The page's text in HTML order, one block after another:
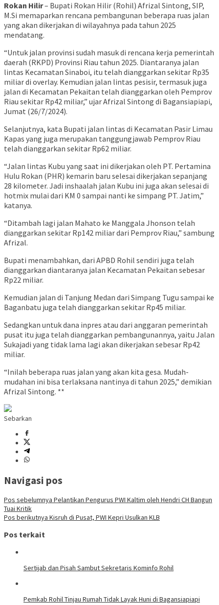
Rokan Hilir– Bupati Rokan Hilir (Rohil) Afrizal Sintong, SIP,
M.Si memaparkan rencana pembangunan beberapa ruas jalan
yang akan dikerjakan di wilayahnya pada tahun 2025
mendatang.
“Untuk jalan provinsi sudah masuk di rencana kerja pemerintah
daerah (RKPD) Provinsi Riau tahun 2025. Diantaranya jalan
lintas Kecamatan Sinaboi, itu telah dianggarkan sekitar Rp35
miliar di overlay. Kemudian jalan lintas pesisir, termasuk juga
jalan di Kecamatan Pekaitan telah dianggarkan oleh Pemprov
Riau sekitar Rp42 miliar,” ujar Afrizal Sintong di Bagansiapiapi,
Jumat (26/7/2024).
Selanjutnya, kata Bupati jalan lintas di Kecamatan Pasir Limau
Kapas yang juga merupakan tanggungjawab Pemprov Riau
telah dianggarkan sekitar Rp62 miliar.
“Jalan lintas Kubu yang saat ini dikerjakan oleh PT. Pertamina
Hulu Rokan (PHR) kemarin baru selesai dikerjakan sepanjang
28 kilometer. Jadi inshaalah jalan Kubu ini juga akan selesai di
hotmix mulai dari KM 0 sampai nanti ke simpang PT. Jatim,”
katanya.
“Ditambah lagi jalan Mahato ke Manggala Jhonson telah
dianggarkan sekitar Rp142 miliar dari Pemprov Riau,” sambung
Afrizal.
Bupati menambahkan, dari APBD Rohil sendiri juga telah
dianggarkan diantaranya jalan Kecamatan Pekaitan sebesar
Rp22 miliar.
Kemudian jalan di Tanjung Medan dari Simpang Tugu sampai ke
Baganbatu juga telah dianggarkan sekitar Rp45 miliar.
Sedangkan untuk dana inpres atau dari anggaran pemerintah
pusat itu juga telah dianggarkan pembangunannya, yaitu Jalan
Sukajadi yang tidak lama lagi akan dikerjakan sebesar Rp42
miliar.
“Inilah beberapa ruas jalan yang akan kita gesa. Mudah-
mudahan ini bisa terlaksana nantinya di tahun 2025,” demikian
Afrizal Sintong. **
Sebarkan
Navigasi pos
Pos sebelumnya Pelantikan Pengurus PWI Kaltim oleh Hendri CH Bangun
Tuai Kritik
Pos berikutnya Kisruh di Pusat, PWI Kepri Usulkan KLB
Pos terkait
Sertijab dan Pisah Sambut Sekretaris Kominfo Rohil
Pemkab Rohil Tinjau Rumah Tidak Layak Huni di Bagansiapiapi